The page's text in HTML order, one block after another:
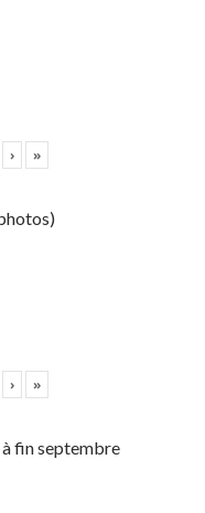
› »
› »
fin septembre